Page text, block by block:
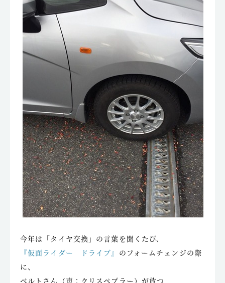
今年は「タイヤ交換」の言葉を聞くたび、
『仮面ライダー ドライブ』 のフォームチェンジの際
に、
ベルトさん（声：クリスペプラー）が放つ